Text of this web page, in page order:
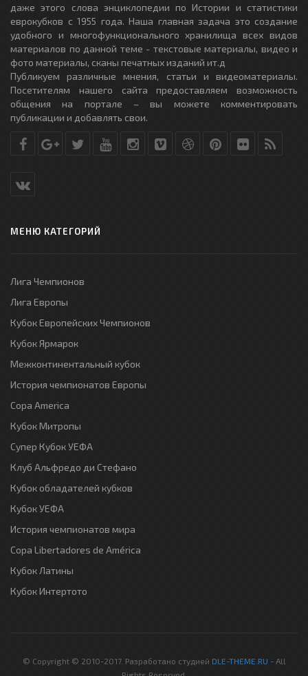
даже этого слова энциклопедии по Истории и статистики
еврокубков с 1955 года. Наша главная задача это создание
удобного и многофункционального хранилища всех видов
материалов по данной теме - текстовые материалы, видео и
фото материалы, сканы печатных изданий ит.д
Публикуем различные мнения, статьи и видеоматериалы.
Посетителям нашего сайта предоставляем возможность
общения на портале – вы можете комментировать
публикации и добавлять свои.
МЕНЮ КАТЕГОРИЙ
Лига Чемпионов
Лига Европы
Кубок Европейских Чемпионов
Кубок Ярмарок
Межконтинентальный кубок
История чемпионатов Европы
Copa America
Кубок Митропы
Супер Кубок УЕФА
Клуб Альфредо ди Стефано
Кубок обладателей кубков
Кубок УЕФА
История чемпионатов мира
Copa Libertadores de América
Кубок Латины
Кубок Интертото
© Copyright © 2010-2017. Разработано студией DLE-THEME.RU - All